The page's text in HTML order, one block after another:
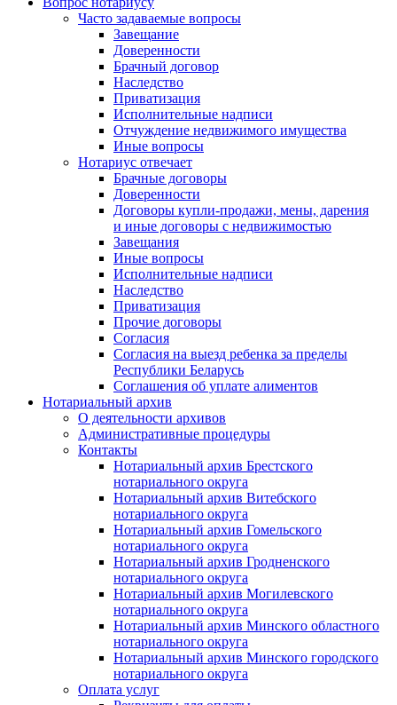
Часто задаваемые вопросы
Завещание
Доверенности
Брачный договор
Наследство
Приватизация
Исполнительные надписи
Отчуждение недвижимого имущества
Иные вопросы
Нотариус отвечает
Брачные договоры
Доверенности
Договоры купли-продажи, мены, дарения
и иные договоры с недвижимостью
Завещания
Иные вопросы
Исполнительные надписи
Наследство
Приватизация
Прочие договоры
Согласия
Согласия на выезд ребенка за пределы
Республики Беларусь
Соглашения об уплате алиментов
Нотариальный архив
О деятельности архивов
Административные процедуры
Контакты
Нотариальный архив Брестского
нотариального округа
Нотариальный архив Витебского
нотариального округа
Нотариальный архив Гомельского
нотариального округа
Нотариальный архив Гродненского
нотариального округа
Нотариальный архив Могилевского
нотариального округа
Нотариальный архив Минского областного
нотариального округа
Нотариальный архив Минского городского
нотариального округа
Оплата услуг